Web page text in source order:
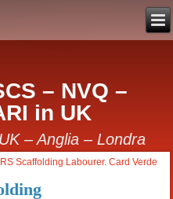
– NVQ –
in UK
– Anglia – Londra
Scaffolding Labourer. Card Verde